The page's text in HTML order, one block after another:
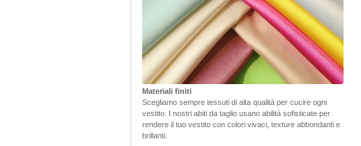
Materiali finiti
Scegliamo sempre tessuti di alta qualità per cucire ogni
vestito. I nostri abiti da taglio usano abilità sofisticate per
rendere il tuo vestito con colori vivaci, texture abbondanti e
brillanti.